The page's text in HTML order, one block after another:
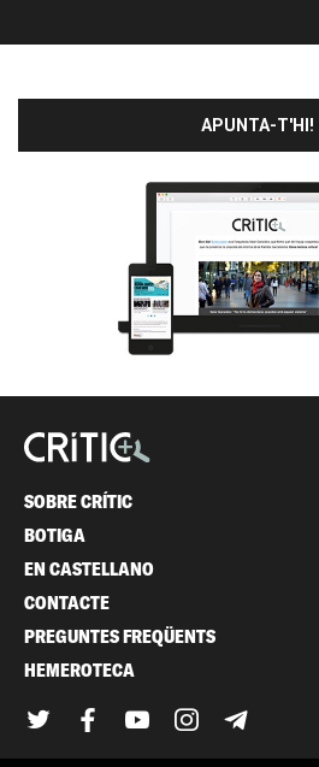
APUNTA-T'HI!
SOBRE CRÍTIC
BOTIGA
EN CASTELLANO
CONTACTE
PREGUNTES FREQÜENTS
HEMEROTECA
TwitterFacebook
YouTubeInstagram